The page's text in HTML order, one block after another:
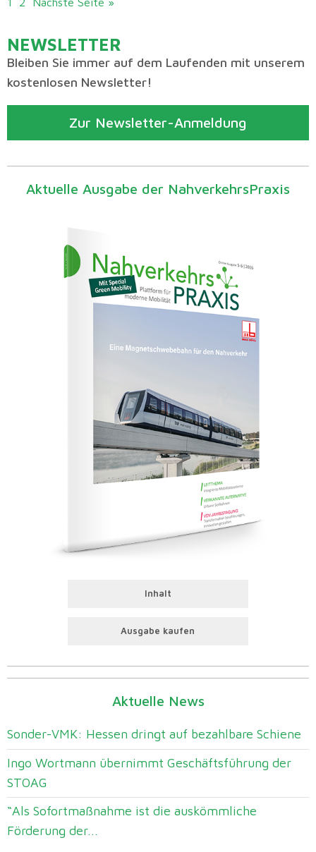
NEWSLETTER
Bleiben Sie immer auf dem Laufenden mit unserem
kostenlosen Newsletter!
Zur Newsletter-Anmeldung
Aktuelle Ausgabe der NahverkehrsPraxis
Inhalt
Ausgabe kaufen
Aktuelle News
Sonder-VMK: Hessen dringt auf bezahlbare Schiene
Ingo Wortmann übernimmt Geschäftsführung der
STOAG
“Als Sofortmaßnahme ist die auskömmliche
Förderung der...